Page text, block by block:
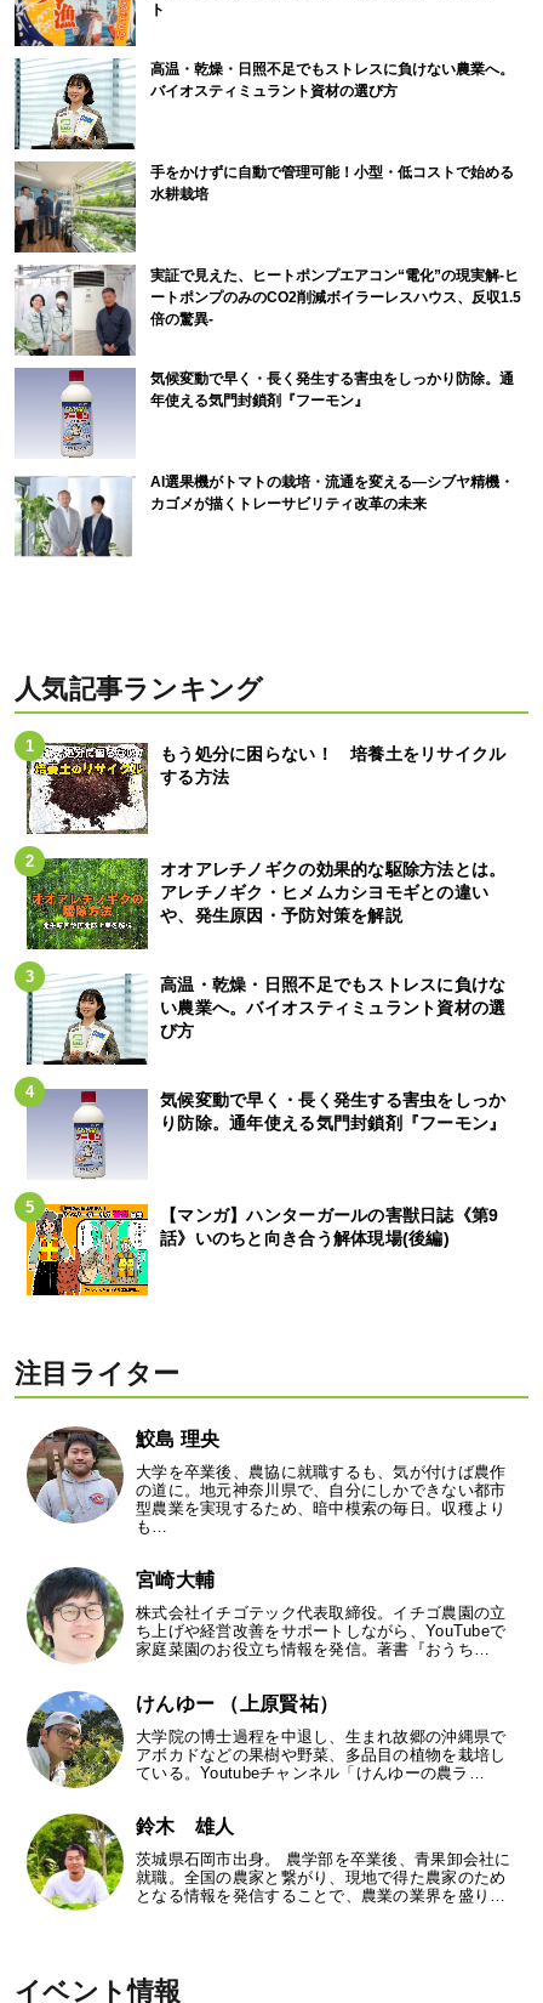
ト
高温・乾燥・日照不足でもストレスに負けない農業へ。
バイオスティミュラント資材の選び方
手をかけずに自動で管理可能！小型・低コストで始める
水耕栽培
実証で見えた、ヒートポンプエアコン“電化”の現実解-ヒ
ートポンプのみのCO2削減ボイラーレスハウス、反収1.5
倍の驚異-
気候変動で早く・長く発生する害虫をしっかり防除。通
年使える気門封鎖剤『フーモン』
AI選果機がトマトの栽培・流通を変える―シブヤ精機・
カゴメが描くトレーサビリティ改革の未来
人気記事ランキング
もう処分に困らない！ 培養土をリサイクル
する方法
オオアレチノギクの効果的な駆除方法とは。
アレチノギク・ヒメムカシヨモギとの違い
や、発生原因・予防対策を解説
高温・乾燥・日照不足でもストレスに負けな
い農業へ。バイオスティミュラント資材の選
び方
気候変動で早く・長く発生する害虫をしっか
り防除。通年使える気門封鎖剤『フーモン』
【マンガ】ハンターガールの害獣日誌《第9
話》いのちと向き合う解体現場(後編)
注目ライター
鮫島 理央
大学を卒業後、農協に就職するも、気が付けば農作
の道に。地元神奈川県で、自分にしかできない都市
型農業を実現するため、暗中模索の毎日。収穫より
も…
宮崎大輔
株式会社イチゴテック代表取締役。イチゴ農園の立
ち上げや経営改善をサポートしながら、YouTubeで
家庭菜園のお役立ち情報を発信。著書『おうち…
けんゆー （上原賢祐）
大学院の博士過程を中退し、生まれ故郷の沖縄県で
アボカドなどの果樹や野菜、多品目の植物を栽培し
ている。Youtubeチャンネル「けんゆーの農ラ…
鈴木 雄人
茨城県石岡市出身。 農学部を卒業後、青果卸会社に
就職。全国の農家と繋がり、現地で得た農家のため
となる情報を発信することで、農業の業界を盛り…
イベント情報